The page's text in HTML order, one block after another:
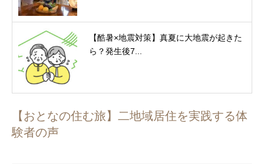
【酷暑×地震対策】真夏に大地震が起きた
ら？発生後7...
【おとなの住む旅】二地域居住を実践する体
験者の声